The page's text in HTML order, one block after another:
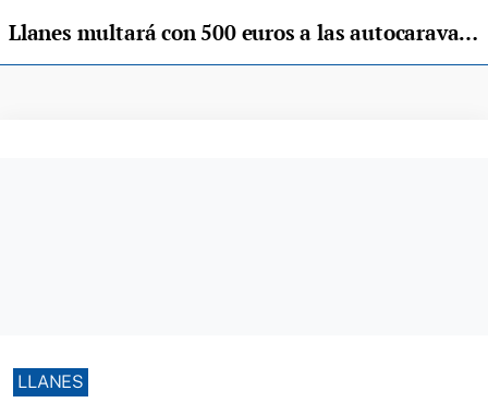
Llanes multará con 500 euros a las autocaravanas que duerman fuera de las zonas autorizadas
LLANES